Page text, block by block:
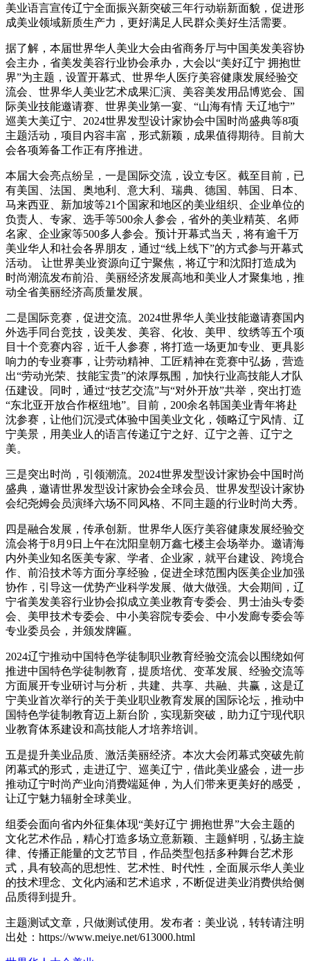
美业语言宣传辽宁全面振兴新突破三年行动崭新面貌，促进形
成美业领域新质生产力，更好满足人民群众美好生活需要。
据了解，本届世界华人美业大会由省商务厅与中国美发美容协
会主办，省美发美容行业协会承办，大会以“美好辽宁 拥抱世
界”为主题，设置开幕式、世界华人医疗美容健康发展经验交
流会、世界华人美业艺术成果汇演、美容美发用品博览会、国
际美业技能邀请赛、世界美业第一宴、“山海有情 天辽地宁”
巡美大美辽宁、2024世界发型设计家协会中国时尚盛典等8项
主题活动，项目内容丰富，形式新颖，成果值得期待。目前大
会各项筹备工作正有序推进。
本届大会亮点纷呈，一是国际交流，设立专区。截至目前，已
有美国、法国、奥地利、意大利、瑞典、德国、韩国、日本、
马来西亚、新加坡等21个国家和地区的美业组织、企业单位的
负责人、专家、选手等500余人参会，省外的美业精英、名师
名家、企业家等500多人参会。预计开幕式当天，将有逾千万
美业华人和社会各界朋友，通过“线上线下”的方式参与开幕式
活动。 让世界美业资源向辽宁聚焦，将辽宁和沈阳打造成为
时尚潮流发布前沿、美丽经济发展高地和美业人才聚集地，推
动全省美丽经济高质量发展。
二是国际竞赛，促进交流。2024世界华人美业技能邀请赛国内
外选手同台竞技，设美发、美容、化妆、美甲、纹绣等五个项
目十个竞赛内容，近千人参赛，将打造一场更加专业、更具影
响力的专业赛事，让劳动精神、工匠精神在竞赛中弘扬，营造
出“劳动光荣、技能宝贵”的浓厚氛围，加快行业高技能人才队
伍建设。同时，通过“技艺交流”与“对外开放”共举，突出打造
“东北亚开放合作枢纽地”。目前，200余名韩国美业青年将赴
沈参赛，让他们沉浸式体验中国美业文化，领略辽宁风情、辽
宁美景，用美业人的语言传递辽宁之好、辽宁之善、辽宁之
美。
三是突出时尚，引领潮流。2024世界发型设计家协会中国时尚
盛典，邀请世界发型设计家协会全球会员、世界发型设计家协
会纪尧姆会员演绎六场不同风格、不同主题的行业时尚大秀。
四是融合发展，传承创新。世界华人医疗美容健康发展经验交
流会将于8月9日上午在沈阳皇朝万鑫七楼主会场举办。邀请海
内外美业知名医美专家、学者、企业家，就平台建设、跨境合
作、前沿技术等方面分享经验，促进全球范围内医美企业加强
协作，引导这一优势产业科学发展、做大做强。大会期间，辽
宁省美发美容行业协会拟成立美业教育专委会、男士油头专委
会、美甲技术专委会、中小美容院专委会、中小发廊专委会等
专业委员会，并颁发牌匾。
2024辽宁推动中国特色学徒制职业教育经验交流会以围绕如何
推进中国特色学徒制教育，提质培优、变革发展、经验交流等
方面展开专业研讨与分析，共建、共享、共融、共赢，这是辽
宁美业首次举行的关于美业职业教育发展的国际论坛，推动中
国特色学徒制教育迈上新台阶，实现新突破，助力辽宁现代职
业教育体系建设和高技能人才培养培训。
五是提升美业品质、激活美丽经济。本次大会闭幕式突破先前
闭幕式的形式，走进辽宁、巡美辽宁，借此美业盛会，进一步
推动辽宁时尚产业向消费端延伸，为人们带来更美好的感受，
让辽宁魅力辐射全球美业。
组委会面向省内外征集体现“美好辽宁 拥抱世界”大会主题的
文化艺术作品，精心打造多场立意新颖、主题鲜明，弘扬主旋
律、传播正能量的文艺节目，作品类型包括多种舞台艺术形
式，具有较高的思想性、艺术性、时代性，全面展示华人美业
的技术理念、文化内涵和艺术追求，不断促进美业消费供给侧
品质得到提升。
主题测试文章，只做测试使用。发布者：美业说，转转请注明
出处： https://www.meiye.net/613000.html